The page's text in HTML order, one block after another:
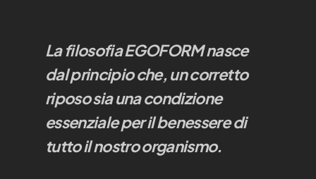
La filosofia EGOFORM nasce
dal principio che, un corretto
riposo sia una condizione
essenziale per il benessere di
tutto il nostro organismo.